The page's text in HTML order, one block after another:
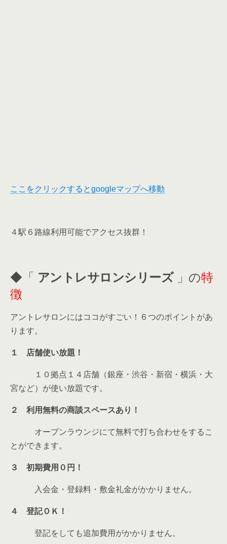
ここをクリックするとgoogleマップへ移動
４駅６路線利用可能でアクセス抜群！
◆「 アントレサロンシリーズ 」の特
徴
アントレサロンにはココがすごい！６つのポイントがあ
ります。
１ 店舗使い放題！
１０拠点１４店舗（銀座・渋谷・新宿・横浜・大
宮など）が使い放題です。
２ 利用無料の商談スペースあり！
オープンラウンジにて無料で打ち合わせをするこ
とができます。
３ 初期費用０円！
入会金・登録料・敷金礼金がかかりません。
４ 登記ＯＫ！
登記をしても追加費用がかかりません。